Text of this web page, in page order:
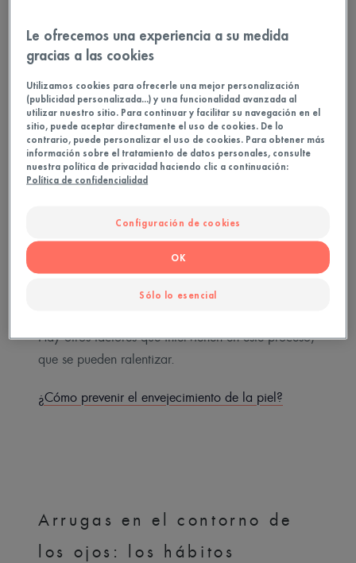
¿Cómo se forman las
arrugas en el contorno de
los ojos?
Quizás te preguntes por qué aparecen las arrugas
tiempo al sonreír repetidamente y apretar los ojos
junto con la evolución natural de la piel. Con los
años, pierde tono, volumen y firmeza.
Hay otros factores que intervienen en este proceso,
que se pueden ralentizar.
¿Cómo prevenir el envejecimiento de la piel?
Arrugas en el contorno de
los ojos: los hábitos
Le ofrecemos una experiencia a su medida
gracias a las cookies
Utilizamos cookies para ofrecerle una mejor personalización
(publicidad personalizada...) y una funcionalidad avanzada al
utilizar nuestro sitio. Para continuar y facilitar su navegación en el
sitio, puede aceptar directamente el uso de cookies. De lo
contrario, puede personalizar el uso de cookies. Para obtener más
información sobre el tratamiento de datos personales, consulte
nuestra política de privacidad haciendo clic a continuación:
Política de confidencialidad
Configuración de cookies
Sólo lo esencial
OK